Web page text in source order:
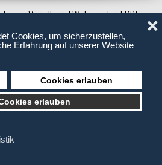
Cookies, um sicherzustellen,
Erfahrung auf unserer Website
Cookies erlauben
erlauben
❌
Vorarlberg | Webagentur: EDBS
Newsletter-Anmeldung Kontakt
Datenschutz Sitemap
Assistenz